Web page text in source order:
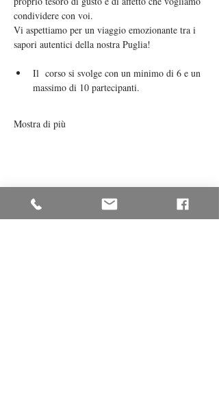
condividere con voi.
Vi aspettiamo per un viaggio emozionante tra i
sapori autentici della nostra Puglia!
Il  corso si svolge con un minimo di 6 e un
massimo di 10 partecipanti.
Mostra di più
Condividi questo evento